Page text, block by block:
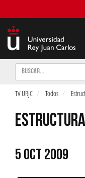
Buscar
TV URJC Todos
5 OCT 2009